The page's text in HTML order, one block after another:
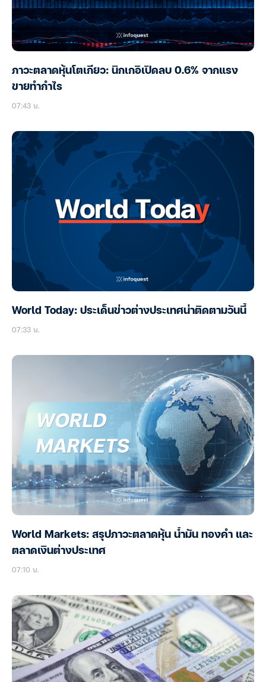
ภาวะตลาดหุ้นโตเกียว: นิกเกอิเปิดลบ 0.6% จากแรง
ขายทำกำไร
07:43 น.
World Today: ประเด็นข่าวต่างประเทศน่าติดตามวันนี้
07:33 น.
World Markets: สรุปภาวะตลาดหุ้น น้ำมัน ทองคำ และ
ตลาดเงินต่างประเทศ
07:10 น.